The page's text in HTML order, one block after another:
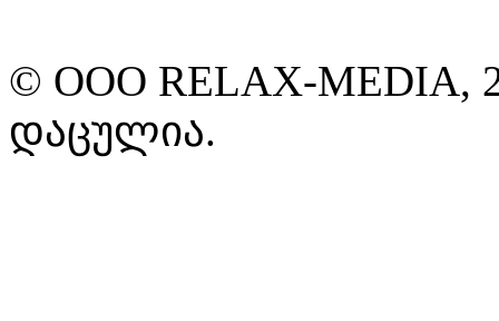
© ООО RELAX-MEDIA,
დაცულია.